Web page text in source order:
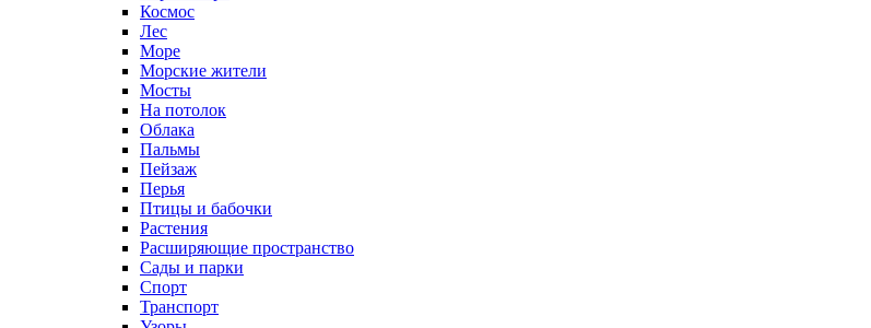
Космос
Лес
Море
Морские жители
Мосты
На потолок
Облака
Пальмы
Пейзаж
Перья
Птицы и бабочки
Растения
Расширяющие пространство
Сады и парки
Спорт
Транспорт